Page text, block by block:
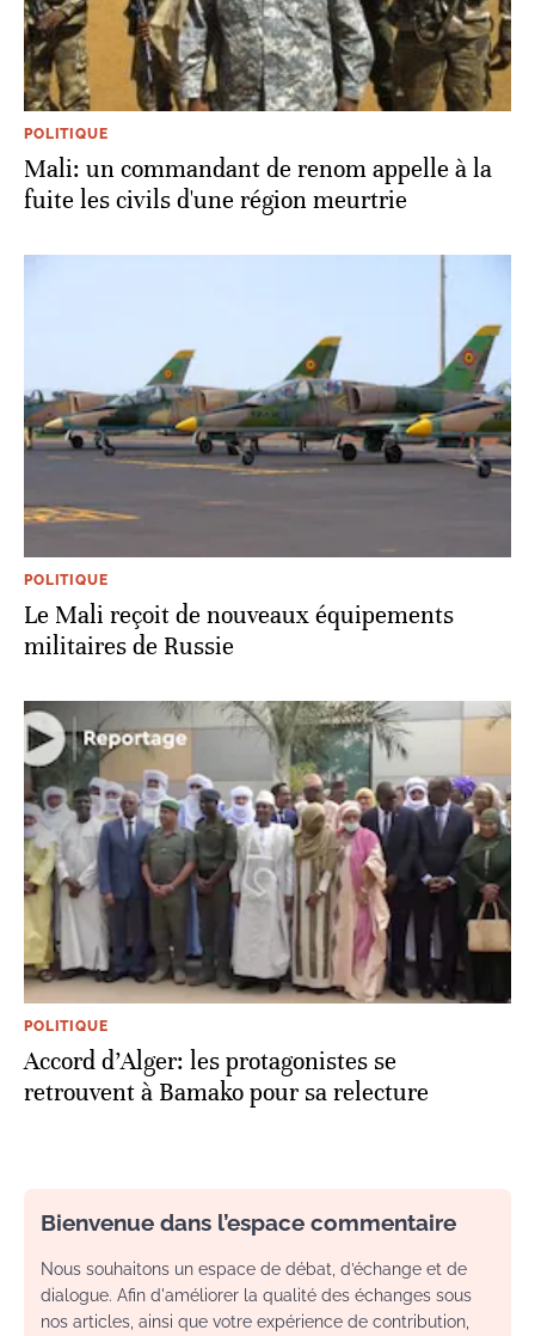
POLITIQUE
Mali: un commandant de renom appelle à la
fuite les civils d'une région meurtrie
POLITIQUE
Le Mali reçoit de nouveaux équipements
militaires de Russie
POLITIQUE
Accord d’Alger: les protagonistes se
retrouvent à Bamako pour sa relecture
Bienvenue dans l’espace commentaire
Nous souhaitons un espace de débat, d’échange et de
dialogue. Afin d'améliorer la qualité des échanges sous
nos articles, ainsi que votre expérience de contribution,